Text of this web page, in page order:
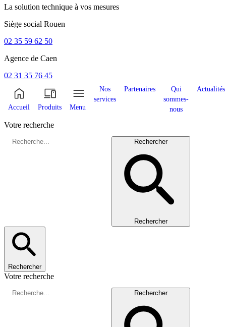
La solution technique à vos mesures
Siège social Rouen
02 35 59 62 50
Agence de Caen
02 31 35 76 45
Accueil Produits Menu
Nos
services
Partenaires
Qui
sommes-
nous
Actualités
Votre recherche
Rechercher
Rechercher
Rechercher
Votre recherche
Rechercher